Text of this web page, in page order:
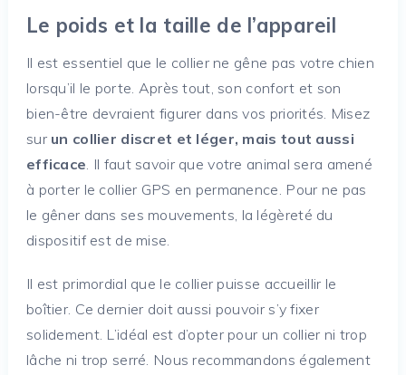
Le poids et la taille de l’appareil
Il est essentiel que le collier ne gêne pas votre chien
lorsqu’il le porte. Après tout, son confort et son
bien-être devraient figurer dans vos priorités. Misez
sur un collier discret et léger, mais tout aussi
efficace. Il faut savoir que votre animal sera amené
à porter le collier GPS en permanence. Pour ne pas
le gêner dans ses mouvements, la légèreté du
dispositif est de mise.
Il est primordial que le collier puisse accueillir le
boîtier. Ce dernier doit aussi pouvoir s’y fixer
solidement. L’idéal est d’opter pour un collier ni trop
lâche ni trop serré. Nous recommandons également